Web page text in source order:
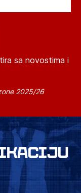
sa novostima i
2025/26